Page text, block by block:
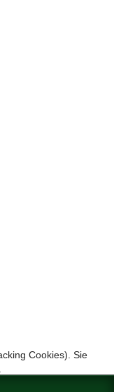
Cookies). Sie